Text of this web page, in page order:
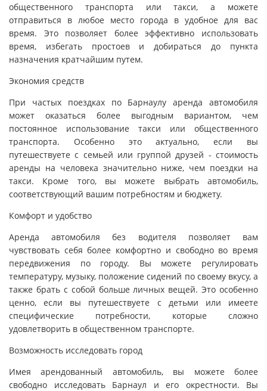
общественного транспорта или такси, а можете
отправиться в любое место города в удобное для вас
время. Это позволяет более эффективно использовать
время, избегать простоев и добираться до пункта
назначения кратчайшим путем.
Экономия средств
При частых поездках по Барнаулу аренда автомобиля
может оказаться более выгодным вариантом, чем
постоянное использование такси или общественного
транспорта. Особенно это актуально, если вы
путешествуете с семьей или группой друзей - стоимость
аренды на человека значительно ниже, чем поездки на
такси. Кроме того, вы можете выбрать автомобиль,
соответствующий вашим потребностям и бюджету.
Комфорт и удобство
Аренда автомобиля без водителя позволяет вам
чувствовать себя более комфортно и свободно во время
передвижения по городу. Вы можете регулировать
температуру, музыку, положение сидений по своему вкусу, а
также брать с собой больше личных вещей. Это особенно
ценно, если вы путешествуете с детьми или имеете
специфические потребности, которые сложно
удовлетворить в общественном транспорте.
Возможность исследовать город
Имея арендованный автомобиль, вы можете более
свободно исследовать Барнаул и его окрестности. Вы